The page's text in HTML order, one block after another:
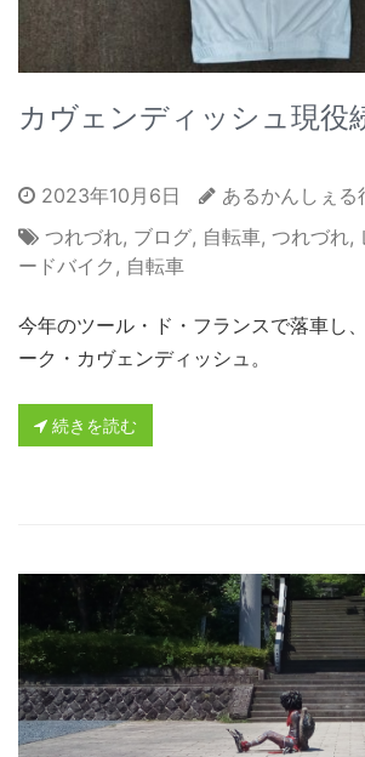
カヴェンディッシュ現役
2023年10月6日
あるかんしぇ
つれづれ, ブログ, 自転車, つれづれ,
ードバイク , 自転車
今年のツール・ド・フランスで落車し
ーク・カヴェンディッシュ。
続きを読む